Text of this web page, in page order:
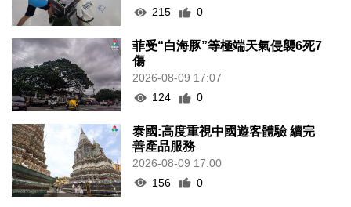
215
0
菲受“白海豚”等極端天氣侵襲6死7
傷
2026-08-09 17:07
124
0
泰國:高度重視中國遊客體驗 續完
善產品服務
2026-08-09 17:00
156
0